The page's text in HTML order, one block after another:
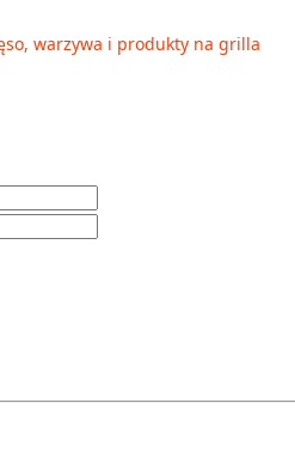
warzywa i produkty na grilla